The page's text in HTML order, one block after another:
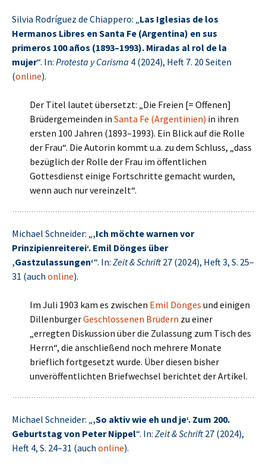
Silvia Rodríguez de Chiappero: „Las Iglesias de los
Hermanos Libres en Santa Fe (Argentina) en sus
primeros 100 años (1893–1993). Miradas al rol de la
mujer“. In: Protesta y Carisma 4 (2024), Heft 7. 20 Seiten
(online).
Der Titel lautet übersetzt: „Die Freien [= Offenen]
Brüdergemeinden in Santa Fe (Argentinien) in ihren
ersten 100 Jahren (1893–1993). Ein Blick auf die Rolle
der Frau“. Die Autorin kommt u.a. zu dem Schluss, „dass
bezüglich der Rolle der Frau im öffentlichen
Gottesdienst einige Fortschritte gemacht wurden,
wenn auch nur vereinzelt“.
Michael Schneider: „‚Ich möchte warnen vor
Prinzipienreiterei‘. Emil Dönges über
‚Gastzulassungen‘“. In: Zeit & Schrift27 (2024), Heft 3, S. 25–
31 (auch online).
Im Juli 1903 kam es zwischen Emil Dönges und einigen
DillenburgerGeschlossenen Brüdern zu einer
„erregten Diskussion über die Zulassung zum Tisch des
Herrn“, die anschließend noch mehrere Monate
brieflich fortgesetzt wurde. Über diesen bisher
unveröffentlichten Briefwechsel berichtet der Artikel.
Michael Schneider: „‚So aktiv wie eh und je‘. Zum 200.
Geburtstag von Peter Nippel“. In: Zeit & Schrift27 (2024),
Heft 4, S. 24–31 (auch online).